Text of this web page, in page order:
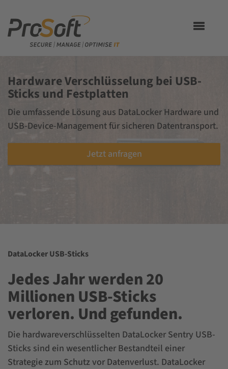
Toggle
Hardware Verschlüsselung bei USB-
Sticks und Festplatten
Die umfassende Lösung aus DataLocker Hardware und
USB-Device-Management für sicheren Datentransport.
Jetzt anfragen
DataLocker USB-Sticks
Jedes Jahr werden 20
Millionen USB-Sticks
verloren. Und gefunden.
Die hardwareverschlüsselten DataLocker Sentry USB-
Sticks sind ein wesentlicher Bestandteil einer
Strategie zum Schutz vor Datenverlust. DataLocker